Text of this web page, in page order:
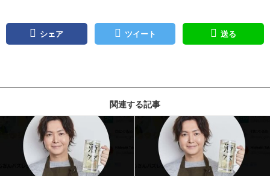
シェア ツイート 送る
関連する記事
記事を読む